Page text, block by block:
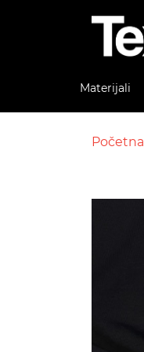
Materijali
Početna